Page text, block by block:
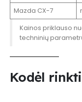
Mazda CX-7
Kainos priklauso
techninių
Kodėl